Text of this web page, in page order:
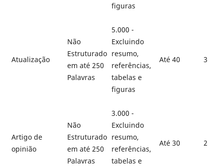
figuras
Atualização
Não
Estruturado
em até 250
Palavras
5.000 -
Excluindo
resumo,
referências,
tabelas e
figuras
Até 40 3
Artigo de
opinião
Não
Estruturado
em até 250
Palavras
3.000 -
Excluindo
resumo,
referências,
tabelas e
Até 30 2